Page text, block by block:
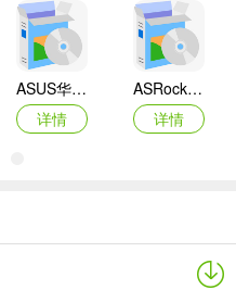
ASUS华硕F1A55-M LX3 R2.0主板BIOS
详情
ASRock华擎IMB-A160主板BIOS
详情
AMD Mobility Radeon HD 2000/HD 3000/HD 4000/HD 5000系列移动显卡催化剂驱动
映泰Hi-Fi H77S 5.x主板BIOS